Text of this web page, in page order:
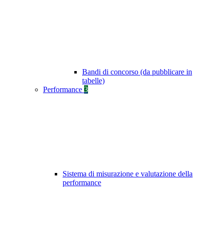
Bandi di concorso (da pubblicare in
tabelle)
Performance 3
Sistema di misurazione e valutazione della
performance